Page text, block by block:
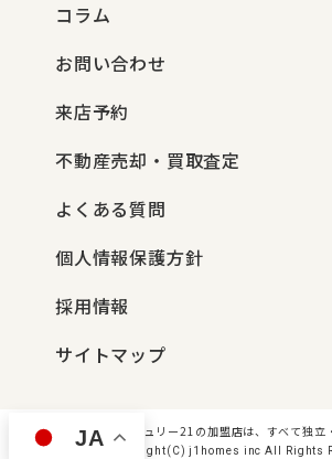
コラム
お問い合わせ
来店予約
不動産売却・買取査定
よくある質問
個人情報保護方針
採用情報
サイトマップ
センチュリー21の加盟店は、すべて独立
Copyright(C) j1homes inc All Rights
JA